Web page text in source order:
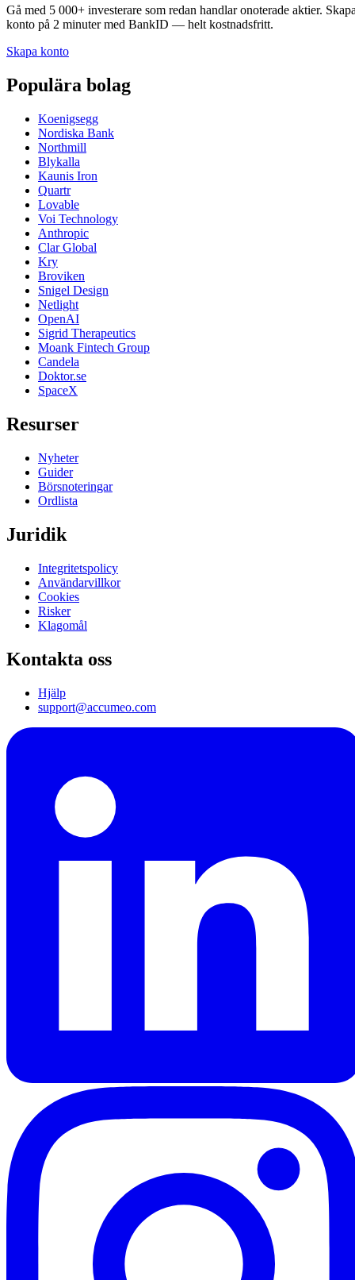
Gå med 5 000+ investerare som redan handlar onoterade aktier.
konto på 2 minuter med BankID — helt kostnadsfritt.
Skapa konto
Populära bolag
Koenigsegg
Nordiska Bank
Northmill
Blykalla
Kaunis Iron
Quartr
Lovable
Voi Technology
Anthropic
Clar Global
Kry
Broviken
Snigel Design
Netlight
OpenAI
Sigrid Therapeutics
Moank Fintech Group
Candela
Doktor.se
SpaceX
Resurser
Nyheter
Guider
Börsnoteringar
Ordlista
Juridik
Integritetspolicy
Användarvillkor
Cookies
Risker
Klagomål
Kontakta oss
Hjälp
support@accumeo.com